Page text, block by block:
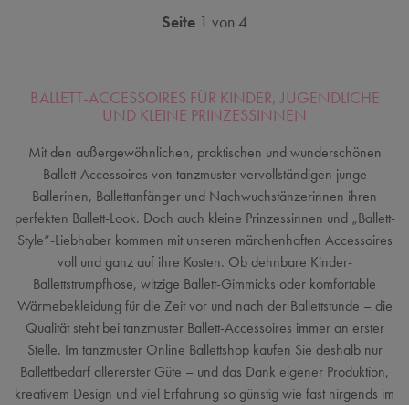
Seite 1 von 4
BALLETT-ACCESSOIRES FÜR KINDER, JUGENDLICHE
UND KLEINE PRINZESSINNEN
Mit den außergewöhnlichen, praktischen und wunderschönen
Ballett-Accessoires von tanzmuster vervollständigen junge
Ballerinen, Ballettanfänger und Nachwuchstänzerinnen ihren
perfekten Ballett-Look. Doch auch kleine Prinzessinnen und „Ballett-
Style“-Liebhaber kommen mit unseren märchenhaften Accessoires
voll und ganz auf ihre Kosten. Ob dehnbare Kinder-
Ballettstrumpfhose, witzige Ballett-Gimmicks oder komfortable
Wärmebekleidung für die Zeit vor und nach der Ballettstunde – die
Qualität steht bei tanzmuster Ballett-Accessoires immer an erster
Stelle. Im tanzmuster Online Ballettshop kaufen Sie deshalb nur
Ballettbedarf allererster Güte – und das Dank eigener Produktion,
kreativem Design und viel Erfahrung so günstig wie fast nirgends im